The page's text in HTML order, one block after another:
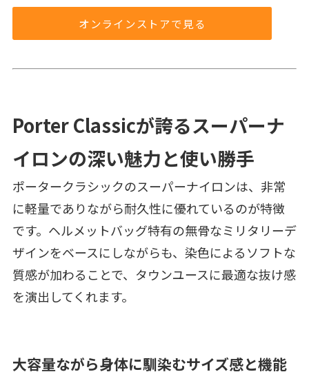
オンラインストアで見る
Porter Classicが誇るスーパーナ
イロンの深い魅力と使い勝手
ポータークラシックのスーパーナイロンは、非常
に軽量でありながら耐久性に優れているのが特徴
です。ヘルメットバッグ特有の無骨なミリタリーデ
ザインをベースにしながらも、染色によるソフトな
質感が加わることで、タウンユースに最適な抜け感
を演出してくれます。
大容量ながら身体に馴染むサイズ感と機能